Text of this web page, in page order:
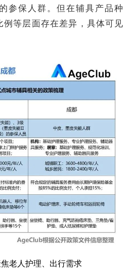
参保人群。但在辅具产品种
等层面存在差异，具体可见
老人护理、出行需求